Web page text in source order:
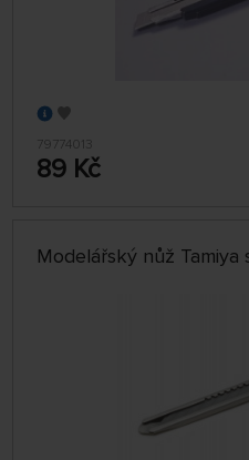
79774013
89 Kč
Modelářský nůž Tamiya